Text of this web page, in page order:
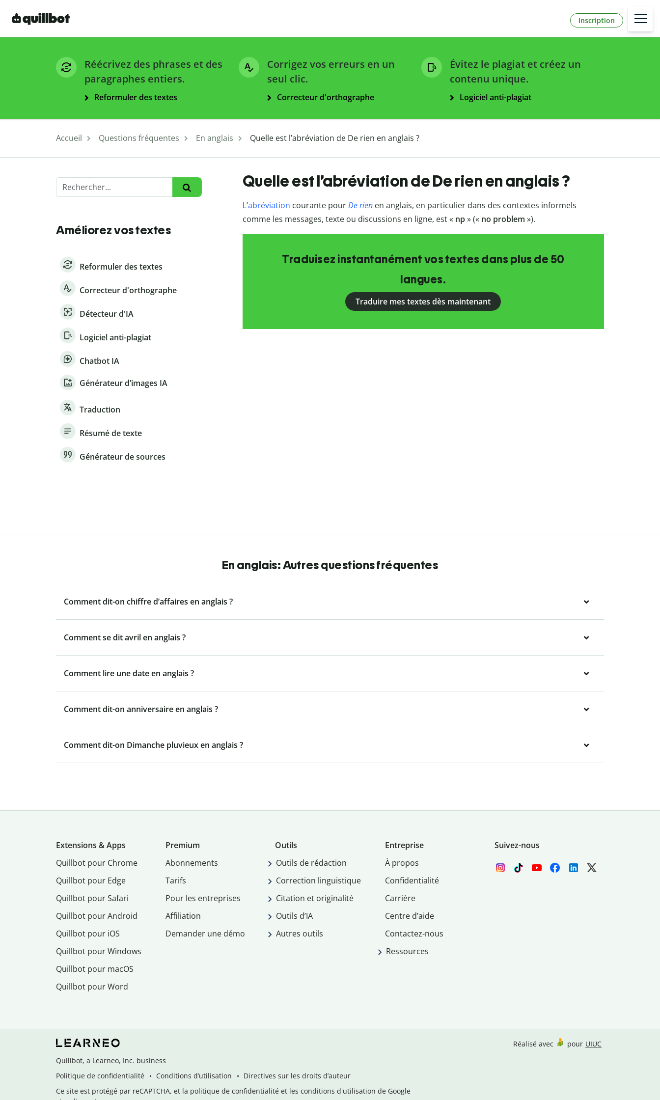
Inscription
Réécrivez des phrases et des
paragraphes entiers.
Reformuler des textes
Corrigez vos erreurs en un
seul clic.
Correcteur d'orthographe
Évitez le plagiat et créez un
contenu unique.
Logiciel anti-plagiat
Accueil Questions fréquentes En anglais Quelle est l’abréviation de De rien en anglais ?
Améliorez vos textes
Reformuler des textes
Correcteur d'orthographe
Détecteur d'IA
Logiciel anti-plagiat
Chatbot IA
Générateur d’images IA
Traduction
Résumé de texte
Générateur de sources
Quelle est l’abréviation de De rien en anglais ?
L’abréviation courante pourDe rienen anglais, en particulier dans des contextes informels
comme les messages, texte ou discussions en ligne, est « np» (« no problem »).
Traduisez instantanément vos textes dans plus de 50
langues.
Traduire mes textes dès maintenant
En anglais: Autres questions fréquentes
Comment dit-on chiffre d’affaires en anglais ?
Comment se dit avril en anglais ?
Comment lire une date en anglais ?
Comment dit-on anniversaire en anglais ?
Comment dit-on Dimanche pluvieux en anglais ?
Extensions & Apps
Quillbot pour Chrome
Quillbot pour Edge
Quillbot pour Safari
Quillbot pour Android
Quillbot pour iOS
Quillbot pour Windows
Quillbot pour macOS
Quillbot pour Word
Premium
Abonnements
Tarifs
Pour les entreprises
Affiliation
Demander une démo
Outils
Outils de rédaction
Correction linguistique
Citation et originalité
Outils d’IA
Autres outils
Entreprise
À propos
Confidentialité
Carrière
Centre d’aide
Contactez-nous
Ressources
Suivez-nous
Quillbot, a Learneo, Inc. business
Politique de confidentialité
Conditions d’utilisation
Directives sur les droits d’auteur
Ce site est protégé par reCAPTCHA, et la politique de confidentialité et les conditions d'utilisation de Google
Réalisé avec pour UIUC